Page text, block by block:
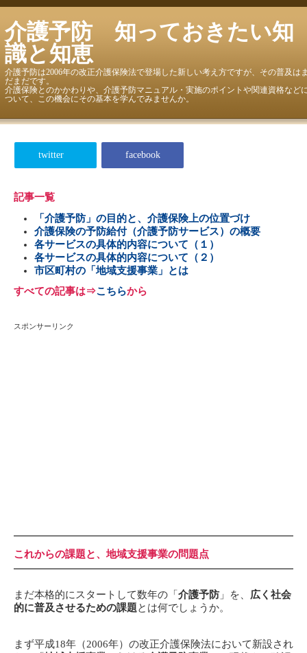
介護予防 知っておきたい知
識と知恵
介護予防は2006年の改正介護保険法で登場した新しい考え方ですが、その普及は
だまだです。
介護保険とのかかわりや、介護予防マニュアル・実施のポイントや関連資格など
ついて、この機会にその基本を学んでみませんか。
twitter facebook
記事一覧
「介護予防」の目的と、介護保険上の位置づけ
介護保険の予防給付（介護予防サービス）の概要
各サービスの具体的内容について（１）
各サービスの具体的内容について（２）
市区町村の「地域支援事業」とは
すべての記事は⇒こちらから
スポンサーリンク
これからの課題と、地域支援事業の問題点
まだ本格的にスタートして数年の「 介護予防 」を、 広く社会
的に普及させるための課題とは何でしょうか。
まず平成18年（2006年）の改正介護保険法において新設され